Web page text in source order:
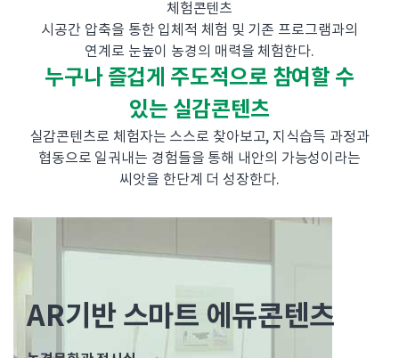
체험콘텐츠
시공간 압축을 통한 입체적 체험 및 기존 프로그램과의
연계로 눈높이 농경의 매력을 체험한다.
누구나 즐겁게 주도적으로 참여할 수
있는 실감콘텐츠
실감콘텐츠로 체험자는 스스로 찾아보고, 지식습득 과정과
협동으로 일궈내는 경험들을 통해 내안의 가능성이라는
씨앗을 한단계 더 성장한다.
AR기반 스마트 에듀콘텐츠